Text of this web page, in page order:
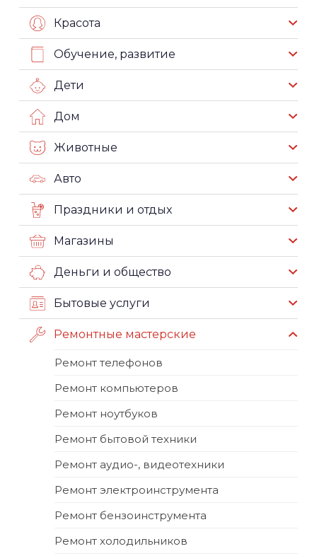
Красота
Обучение, развитие
Дети
Дом
Животные
Авто
Праздники и отдых
Магазины
Деньги и общество
Бытовые услуги
Ремонтные мастерские
Ремонт телефонов
Ремонт компьютеров
Ремонт ноутбуков
Ремонт бытовой техники
Ремонт аудио-, видеотехники
Ремонт электроинструмента
Ремонт бензоинструмента
Ремонт холодильников